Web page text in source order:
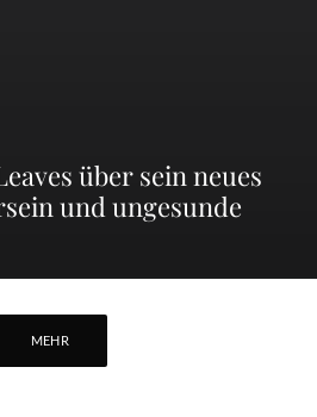
über sein neues
und ungesunde
MEHR